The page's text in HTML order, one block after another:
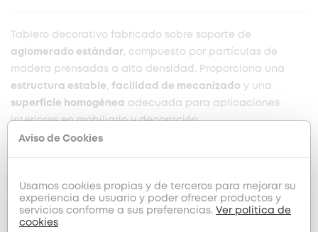
Aviso de Cookies
Usamos cookies propias y de terceros para mejorar su
experiencia de usuario y poder ofrecer productos y
servicios conforme a sus preferencias. Ver política de
cookies
Tablero decorativo fabricado sobre soporte de
aglomerado estándar , compuesto por partículas de
madera prensadas a alta densidad. Proporciona una
estructura estable
facilidad de mecanizado y una
superficie homogénea adecuada para aplicaciones
interiores en mobiliario y decoración.
natural y cálida de la madera de acacia, con vetas
suaves y tonos miel equilibrados que aportan elegancia
y versatilidad.